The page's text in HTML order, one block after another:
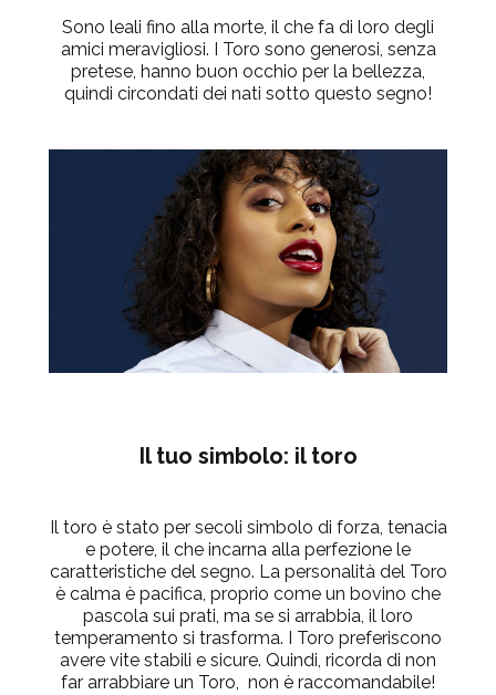
Sono leali fino alla morte, il che fa di loro degli
amici meravigliosi. I Toro sono generosi, senza
pretese, hanno buon occhio per la bellezza,
quindi circondati dei nati sotto questo segno!
Il tuo simbolo: il toro
Il toro è stato per secoli simbolo di forza, tenacia
e potere, il che incarna alla perfezione le
caratteristiche del segno. La personalità del Toro
è calma è pacifica, proprio come un bovino che
pascola sui prati, ma se si arrabbia, il loro
temperamento si trasforma. I Toro preferiscono
avere vite stabili e sicure. Quindi, ricorda di non
far arrabbiare un Toro, non è raccomandabile!